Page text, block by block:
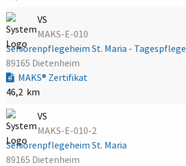
VS
MAKS-E-010
Seniorenpflegeheim St. Maria - Tagespflege
89165 Dietenheim
MAKS® Zertifikat
46,2 km
VS
MAKS-E-010-2
Seniorenpflegeheim St. Maria
89165 Dietenheim